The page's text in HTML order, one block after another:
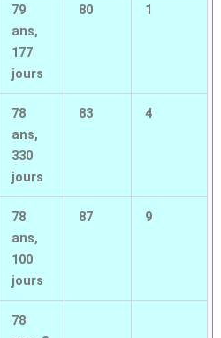
79
ans,
177
jours
80 1
78
ans,
330
jours
83 4
78
ans,
100
jours
87 9
78